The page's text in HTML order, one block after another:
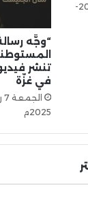
الأثنين 2 ربيع الأول 1439هـ 20-
“وجَّه
تنشر
في غزّة
2025م